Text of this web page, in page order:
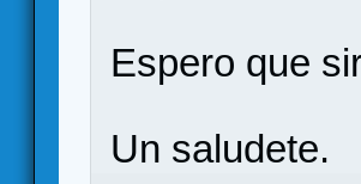
Espero que
Un saludete.